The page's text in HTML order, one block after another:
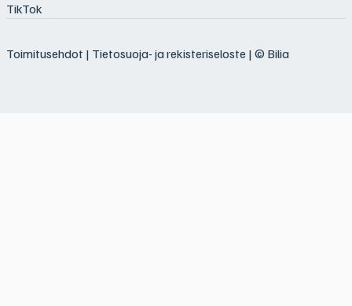
TikTok
Toimitusehdot | Tietosuoja- ja rekisteriseloste | © Bilia